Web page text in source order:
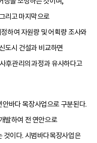
리고 마지막으로
하여 자원량 및 어획량 조사와
도시 건설과 비교하면
후관리의 과정과 유사하다고
바다 목장사업으로 구분된다.
발하여 전 연안으로
것이다. 시범바다목장사업은